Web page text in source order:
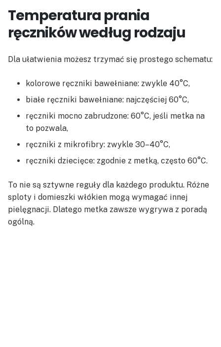
Temperatura prania
ręczników według rodzaju
Dla ułatwienia możesz trzymać się prostego schematu:
kolorowe ręczniki bawełniane: zwykle 40°C,
białe ręczniki bawełniane: najczęściej 60°C,
ręczniki mocno zabrudzone: 60°C, jeśli metka na
to pozwala,
ręczniki z mikrofibry: zwykle 30–40°C,
ręczniki dziecięce: zgodnie z metką, często 60°C.
To nie są sztywne reguły dla każdego produktu. Różne
sploty i domieszki włókien mogą wymagać innej
pielęgnacji. Dlatego metka zawsze wygrywa z poradą
ogólną.